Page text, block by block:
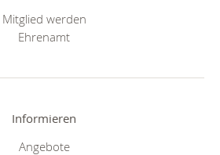
Mitglied werden
Ehrenamt
Informieren
Angebote